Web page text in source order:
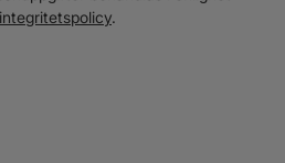
integritetspolicy.